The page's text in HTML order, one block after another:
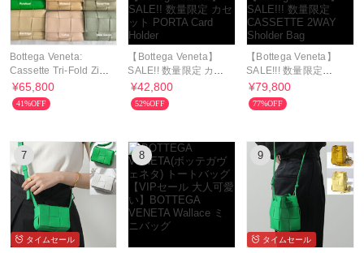
Bottega Veneta:
Cassette Tri-Fold Zip
Wallet 三つ折り財布
¥65,800
41%OFF
【Bottega Veneta】
SALE!! 数量限定 カセ
ット PORTA Card
Holder
¥42,800
52%OFF
【Bottega Veneta】
SALE!!! 数量限定
CASSETTE 2WAY
Sholder Bag
¥79,800
77%OFF
7
タイムセール
8 9
タイムセール